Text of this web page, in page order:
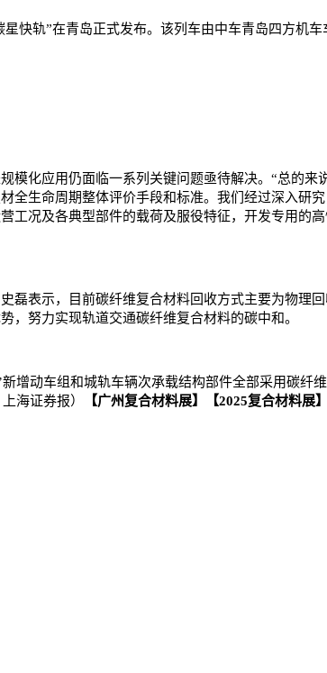
轨”在青岛正式发布。该列车由中车青岛四方机
应用仍面临一系列关键问题亟待解决。“总的来
全生命周期整体评价手段和标准。我们经过深入研
工况及各典型部件的载荷及服役特征，开发专用的
表示，目前碳纤维复合材料回收方式主要为物理
，努力实现轨道交通碳纤维复合材料的碳中和。
动车组和城轨车辆次承载结构部件全部采用碳纤
海证券报）
【广州复合材料展】【2025复合材料展